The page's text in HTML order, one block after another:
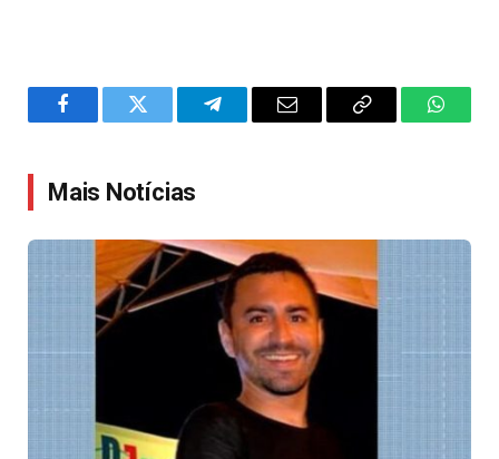
FacebookTwitter TelegramEmail
Copy
Mais Notícias